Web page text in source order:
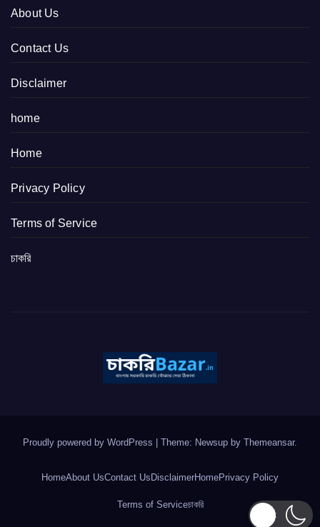
About Us
Contact Us
Disclaimer
home
Home
Privacy Policy
Terms of Service
চাকরি
Proudly powered by WordPress Theme: Newsup by Themeansar.
HomeAbout UsContact UsDisclaimerHomePrivacy Policy
Terms of Serviceচাকরি